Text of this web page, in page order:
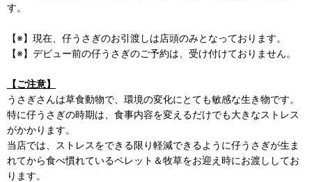
す。
【※】現在、仔うさぎのお引渡しは店頭のみとなっております。
【※】デビュー前の仔うさぎのご予約は、受け付けておりません。
【ご注意】
うさぎさんは草食動物で、環境の変化にとても敏感な生き物です。
特に仔うさぎの時期は、食事内容を変えるだけでも大きなストレス
がかかります。
当店では、ストレスをできる限り軽減できるように仔うさぎが生ま
れてから食べ慣れているペレット＆牧草をお迎え時にお渡ししてお
ります。